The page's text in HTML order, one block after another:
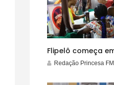
Redação Princesa FM